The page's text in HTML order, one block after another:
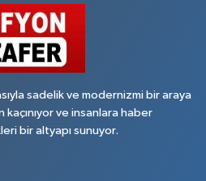
sadelik ve modernizmi bir araya
ve insanlara haber
bir altyapı sunuyor.